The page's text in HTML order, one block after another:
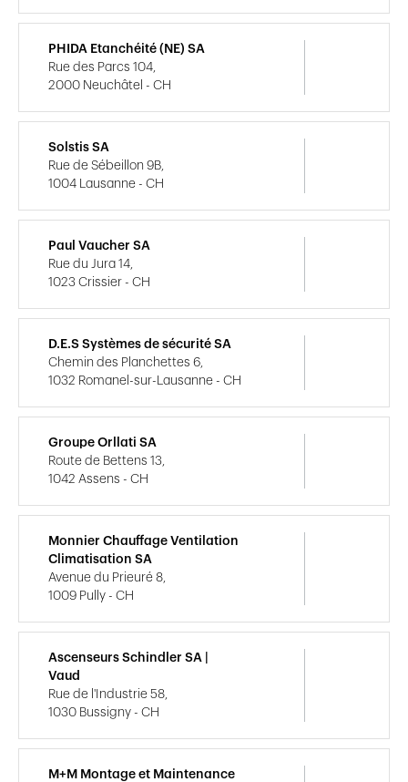
PHIDA Etanchéité (NE) SA
Rue des Parcs 104,
2000 Neuchâtel - CH
Solstis SA
Rue de Sébeillon 9B,
1004 Lausanne - CH
Paul Vaucher SA
Rue du Jura 14,
1023 Crissier - CH
D.E.S Systèmes de sécurité SA
Chemin des Planchettes 6,
1032 Romanel-sur-Lausanne - CH
Groupe Orllati SA
Route de Bettens 13,
1042 Assens - CH
Monnier Chauffage Ventilation
Climatisation SA
Avenue du Prieuré 8,
1009 Pully - CH
Ascenseurs Schindler SA |
Vaud
Rue de l'Industrie 58,
1030 Bussigny - CH
M+M Montage et Maintenance